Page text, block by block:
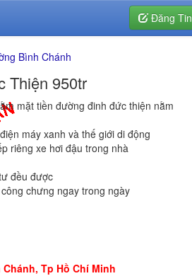
Đăng Tin
Bình Chánh
Thiện 950tr
mặt tiền đường đinh đức thiện nằm
máy xanh và thế giới di động
riêng xe hơi đậu trong nhà
đều được
chưng ngay trong ngày
Tp Hồ Chí Minh